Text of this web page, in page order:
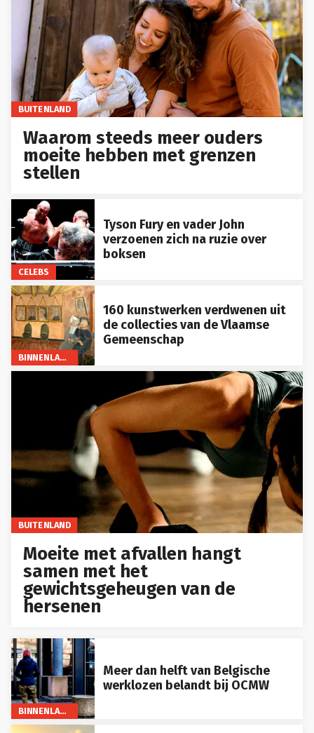
BUITENLAND
Waarom steeds meer ouders
moeite hebben met grenzen
stellen
CELEBS
Tyson Fury en vader John
verzoenen zich na ruzie over
boksen
BINNENLAND
160 kunstwerken verdwenen uit
de collecties van de Vlaamse
Gemeenschap
BUITENLAND
Moeite met afvallen hangt
samen met het
gewichtsgeheugen van de
hersenen
BINNENLAND
Meer dan helft van Belgische
werklozen belandt bij OCMW